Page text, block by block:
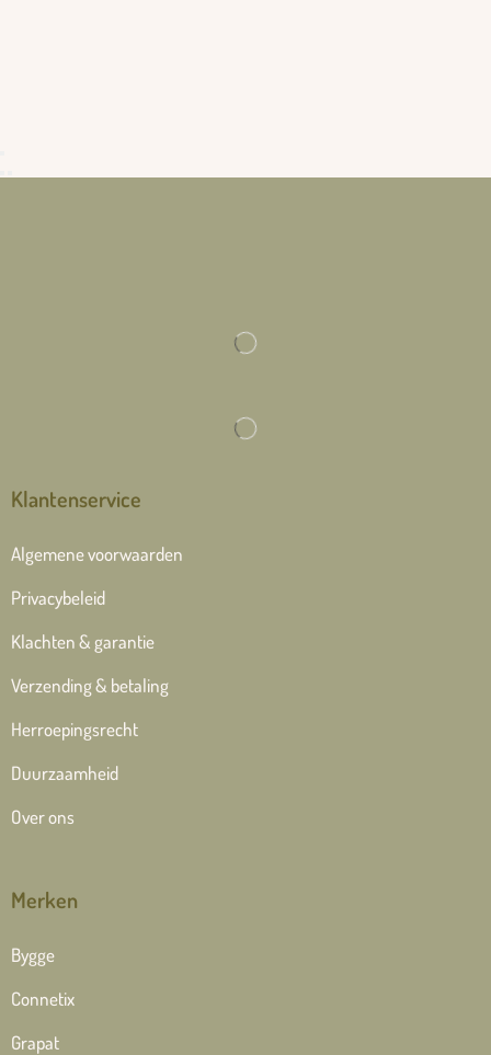
Klantenservice
Algemene voorwaarden
Privacybeleid
Klachten & garantie
Verzending & betaling
Herroepingsrecht
Duurzaamheid
Over ons
Merken
Bygge
Connetix
Grapat